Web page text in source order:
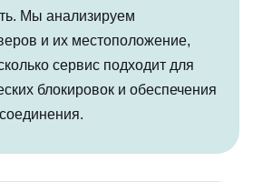
Мы анализируем
и их местоположение,
сервис подходит для
блокировок и обеспечения